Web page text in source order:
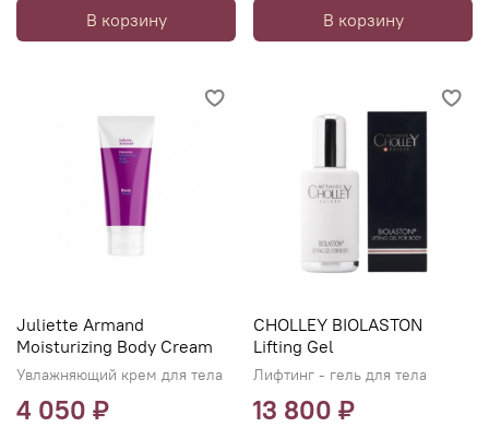
В корзину В корзину
Juliette Armand
Moisturizing Body Cream
Увлажняющий крем для тела
4 050 ₽
CHOLLEY BIOLASTON
Lifting Gel
Лифтинг - гель для тела
13 800 ₽